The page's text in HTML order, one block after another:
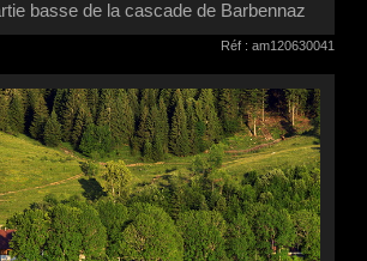
basse de la cascade de Barbennaz
Réf : am120630041